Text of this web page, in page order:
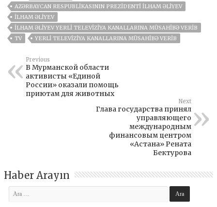
AZƏRBAYCAN RESPUBLIKASININ PREZIDENTI İLHAM ƏLIYEV
İLHAM ƏLIYEV
İLHAM ƏLIYEV YERLI TELEVIZIYA KANALLARINA MÜSAHIBƏ VERIB
TV
YERLI TELEVIZIYA KANALLARINA MÜSAHIBƏ VERIB
Previous
В Мурманской области
активисты «Единой
России» оказали помощь
приютам для животных
Next
Глава государства принял
управляющего
международным
финансовым центром
«Астана» Рената
Бектурова
Haber Arayın